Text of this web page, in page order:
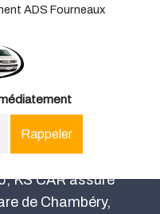
ADS Fourneaux
73000 -
stations
KS CAR assure
de Chambéry,